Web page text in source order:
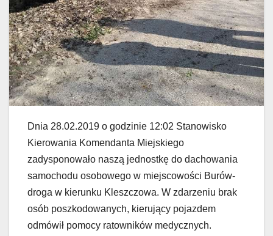
Dnia 28.02.2019 o godzinie 12:02 Stanowisko
Kierowania Komendanta Miejskiego
zadysponowało naszą jednostkę do dachowania
samochodu osobowego w miejscowości Burów-
droga w kierunku Kleszczowa. W zdarzeniu brak
osób poszkodowanych, kierujący pojazdem
odmówił pomocy ratowników medycznych.